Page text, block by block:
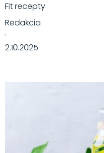
Fit recepty
Redakcia
·
2.10.2025